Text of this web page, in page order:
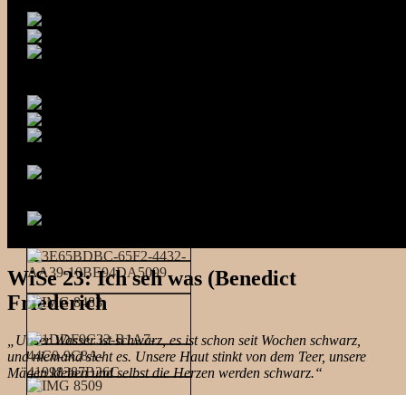
WiSe 23: Ich seh was (Benedict
Friederich
„Unser Wasser ist schwarz, es ist schon seit Wochen schwarz,
und niemand sieht es. Unsere Haut stinkt von dem Teer, unsere
Mägen kleben und selbst die Herzen werden schwarz.“